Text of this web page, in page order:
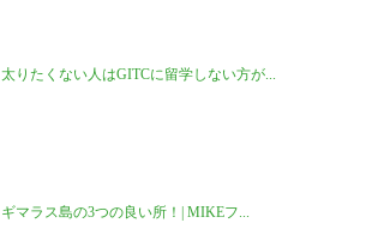
太りたくない人はGITCに留学しない方が...
ギマラス島の3つの良い所！| MIKEフ...